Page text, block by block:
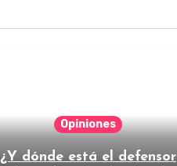
Opiniones
¿Y dónde está el defensor